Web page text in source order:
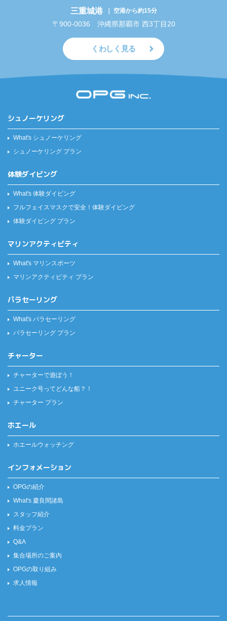
三重城港 ｜ 空港から約15分
〒900-0036 沖縄県那覇市 西3丁目20
くわしく見る
シュノーケリング
What's シュノーケリング
シュノーケリング プラン
体験ダイビング
What's 体験ダイビング
フルフェイスマスクで安全！ 体験ダイビング
体験ダイビング プラン
マリンアクティビティ
What's マリンスポーツ
マリンアクティビティ プラン
パラセーリング
What's パラセーリング
パラセーリング プラン
チャーター
チャーターで遊ぼう！
ユニーク号ってどんな船？！
チャーター プラン
ホエール
ホエールウォッチング
インフォメーション
OPGの紹介
What's 慶良間諸島
スタッフ紹介
料金プラン
Q&A
集合場所のご案内
OPGの取り組み
求人情報